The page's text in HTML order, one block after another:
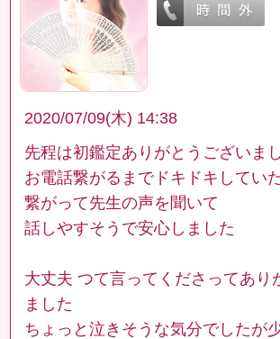
2020/07/09(木) 14:38
先程は初鑑定ありがとうございま
お電話繋がるまでドキドキしてい
繋がって先生の声を聞いて
話しやすそうで安心しました
大丈夫 つて言ってくださってあり
ました
ちょっと泣きそうな気分でしたが